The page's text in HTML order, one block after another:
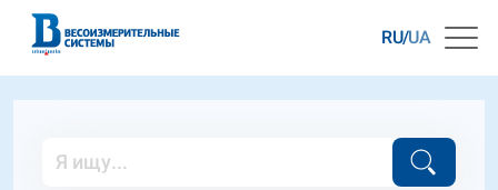
RU UA